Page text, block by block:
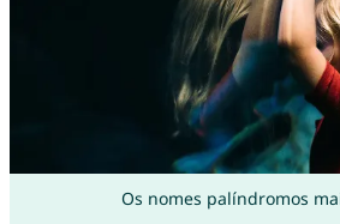
Os nomes palíndromos